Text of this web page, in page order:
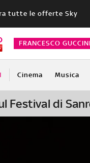
tutte le offerte Sky
FRANCESCO GUCCINI
Cinema Musica
Festival di